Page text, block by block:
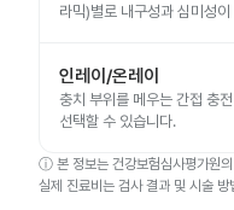
라믹)별로 내구성과 심미성
인레이/온레이
충치 부위를 메우는 간접 충
선택할 수 있습니다.
ⓘ 본 정보는 건강보험심사평가원
실제 진료비는 검사 결과 및 시술